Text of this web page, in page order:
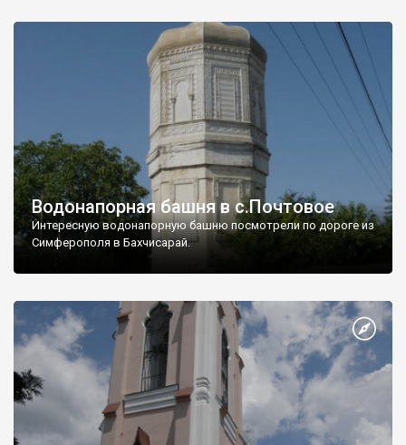
Водонапорная башня в с.Почтовое
Интересную водонапорную башню посмотрели по дороге из
Симферополя в Бахчисарай.